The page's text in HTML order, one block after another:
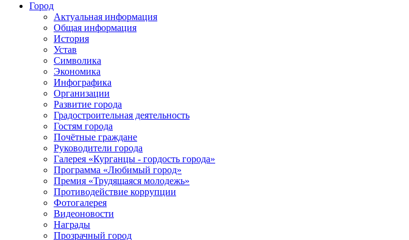
Город
Актуальная информация
Общая информация
История
Устав
Символика
Экономика
Инфографика
Организации
Развитие города
Градостроительная деятельность
Гостям города
Почётные граждане
Руководители города
Галерея «Курганцы - гордость города»
Программа «Любимый город»
Премия «Трудящаяся молодежь»
Противодействие коррупции
Фотогалерея
Видеоновости
Награды
Прозрачный город